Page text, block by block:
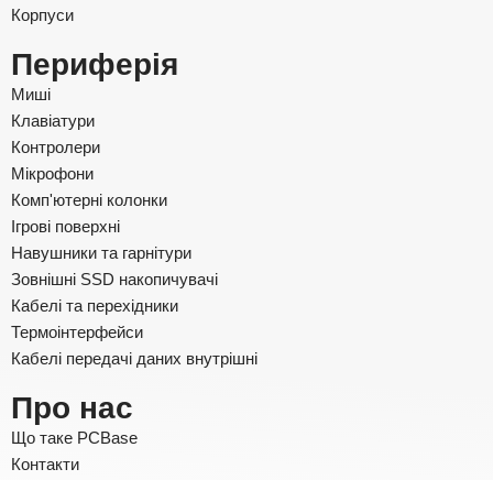
Корпуси
Периферія
Миші
Клавіатури
Контролери
Мікрофони
Комп'ютерні колонки
Ігрові поверхні
Навушники та гарнітури
Зовнішні SSD накопичувачі
Кабелі та перехідники
Термоінтерфейси
Кабелі передачі даних внутрішні
Про нас
Що таке PCBase
Контакти